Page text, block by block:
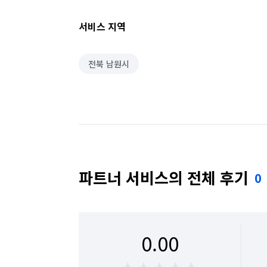
서비스 지역
전북 남원시
파트너 서비스의 전체 후기 0
0.00